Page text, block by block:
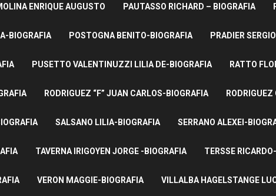
ENRIQUE AUGUSTO PAUTASSO RICHARD – BIOGRAFIA
BIOGRAFIA POSTOGNA BENITO-BIOGRAFIA PRADIER
PUSETTO VALENTINUZZI LILIA DE-BIOGRAFIA RATTO
RODRIGUEZ “F” JUAN CARLOS-BIOGRAFIA
SALSANO LILIA-BIOGRAFIA SERRANO ALEXEI-
TAVERNA IRIGOYEN JORGE -BIOGRAFIA TERSSE
VERON MAGGIE-BIOGRAFIA VILLALBA HAGELSTANGE